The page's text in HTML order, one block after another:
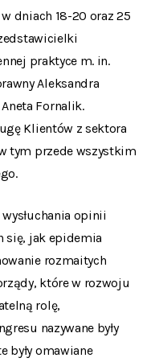
dniach 18-20 oraz 25
praktyce m. in.
Aleksandra
Fornalik.
Klientów z sektora
tym przede wszystkim
opinii
się, jak epidemia
rozmaitych
które w rozwoju
rolę,
nazywane były
były omawiane